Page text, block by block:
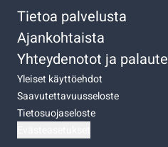
Tietoa palvelusta
Ajankohtaista
Yhteydenotot ja palaute
Yleiset käyttöehdot
Saavutettavuusseloste
Tietosuojaseloste